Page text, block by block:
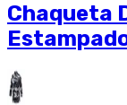
Chaqueta